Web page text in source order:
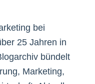
bei
25 Jahren in
bündelt
Marketing,